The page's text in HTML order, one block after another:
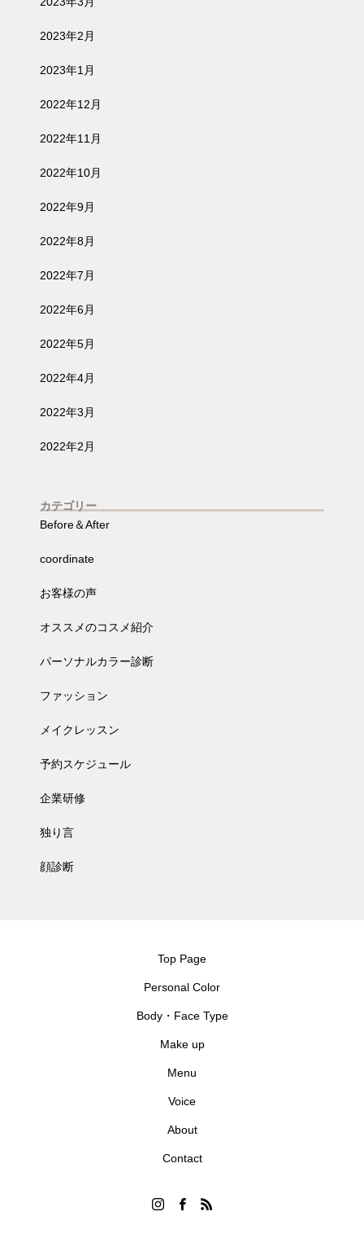
2023年2月
2023年1月
2022年12月
2022年11月
2022年10月
2022年9月
2022年8月
2022年7月
2022年6月
2022年5月
2022年4月
2022年3月
2022年2月
カテゴリー
Before＆After
coordinate
お客様の声
オススメのコスメ紹介
パーソナルカラー診断
ファッション
メイクレッスン
予約スケジュール
企業研修
独り言
顔診断
Top Page
Personal Color
Body・Face Type
Make up
Menu
Voice
About
Contact